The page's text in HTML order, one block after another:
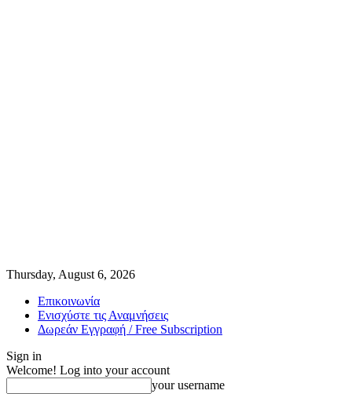
Thursday, August 6, 2026
Επικοινωνία
Ενισχύστε τις Αναμνήσεις
Δωρεάν Εγγραφή / Free Subscription
Sign in
Welcome! Log into your account
your username